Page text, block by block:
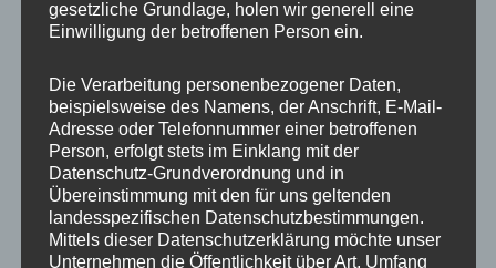
MP Mario Porten
Beratung
Training
Coaching
gesetzliche Grundlage, holen wir generell eine
Einwilligung der betroffenen Person ein.
Die Verarbeitung personenbezogener Daten,
beispielsweise des Namens, der Anschrift, E-Mail-
Adresse oder Telefonnummer einer betroffenen
Person, erfolgt stets im Einklang mit der
Datenschutz-Grundverordnung und in
Übereinstimmung mit den für uns geltenden
landesspezifischen Datenschutzbestimmungen.
Mittels dieser Datenschutzerklärung möchte unser
Unternehmen die Öffentlichkeit über Art, Umfang